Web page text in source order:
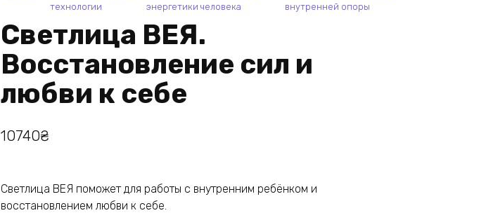
технологии
энергетики человека
внутренней опоры
Светлица ВЕЯ.
Восстановление сил и
любви к себе
10740₴
Светлица ВЕЯ поможет для работы с внутренним ребёнком и
восстановлением любви к себе.